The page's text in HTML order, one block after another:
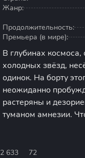
Жанр:
Продолжительность:
Премьера (в мире):
В глубинах космоса,
холодных звёзд,
одинок. На борту
неожиданно
растеряны и
туманом амнезии.
2 633 72